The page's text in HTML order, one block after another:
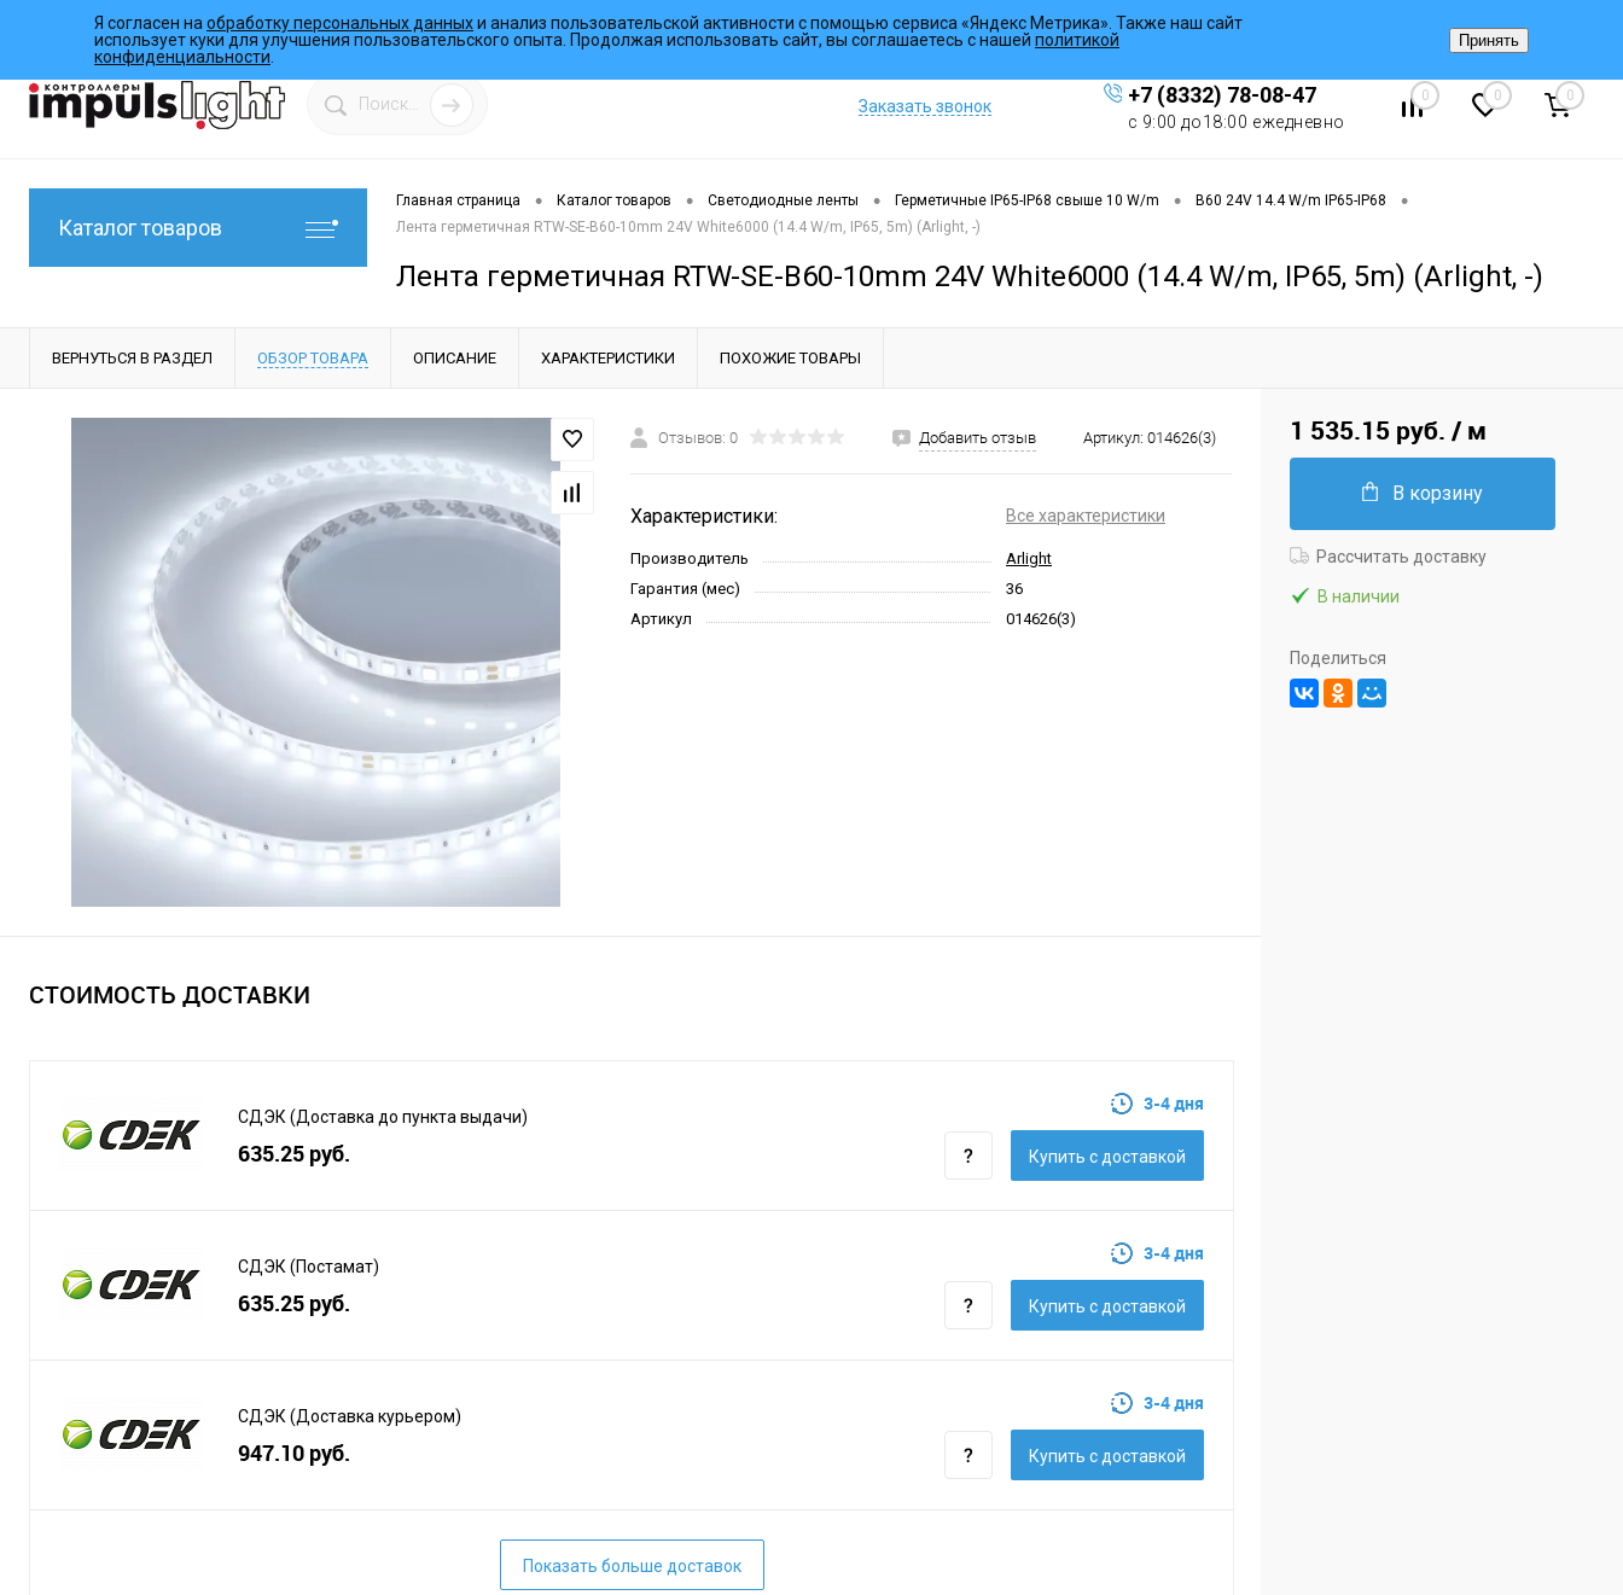
О компании Инструкции Работы Программы Коллекции Регистрация
Заказать звонок +7 (8332) 78-08-47
с 9:00 до18:00 ежедневно
0 0 0
Каталог товаров
Главная страница • Каталог товаров • Светодиодные ленты • Герметичные IP65-IP68 свыше 10 W/m • B60 24V 14.4 W/m IP65-IP68 •
Лента герметичная RTW-SE-B60-10mm 24V White6000 (14.4 W/m, IP65, 5m) (Arlight, -)
Лента герметичная RTW-SE-B60-10mm 24V White6000 (14.4 W/m, IP65, 5m) (Arlight, -)
ВЕРНУТЬСЯ В РАЗДЕЛ ОБЗОР ТОВАРА ОПИСАНИЕ ХАРАКТЕРИСТИКИ ПОХОЖИЕ ТОВАРЫ
Отзывов: 0 Добавить отзыв Артикул: 014626(3)
Характеристики: Все характеристики
Производитель
Arlight
Гарантия (мес)
36
Артикул
014626(3)
СТОИМОСТЬ ДОСТАВКИ
СДЭК (Доставка до пункта выдачи)
635.25 руб.
3-4 дня
Купить c доставкой
СДЭК (Постамат)
635.25 руб.
3-4 дня
Купить c доставкой
СДЭК (Доставка курьером)
947.10 руб.
3-4 дня
Купить c доставкой
Показать больше доставок
1 535.15 руб. / м
В корзину
Рассчитать доставку
В наличии
Поделиться
Я согласен на обработку персональных данныхи анализ пользовательской активности с помощью сервиса «Яндекс Метрика». Также наш сайт
использует куки для улучшения пользовательского опыта. Продолжая использовать сайт, вы соглашаетесь с нашей политикой
конфиденциальности
Принять